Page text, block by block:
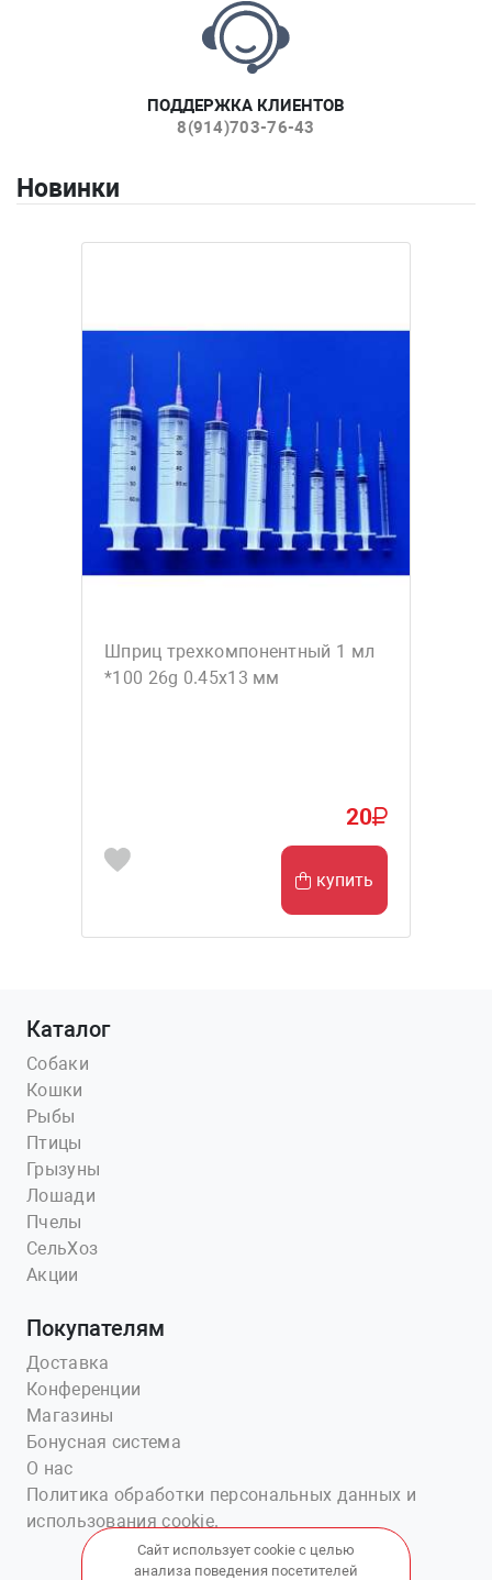
ПОДДЕРЖКА КЛИЕНТОВ
8(914)703-76-43
Новинки
Шприц трехкомпонентный 1 мл
*100 26g 0.45x13 мм
20
купить
Каталог
Собаки
Кошки
Рыбы
Птицы
Грызуны
Лошади
Пчелы
СельХоз
Акции
Покупателям
Доставка
Конференции
Магазины
Бонусная система
О нас
Политика обработки персональных данных и
использования cookie.
Сайт использует cookie с целью
анализа поведения посетителей